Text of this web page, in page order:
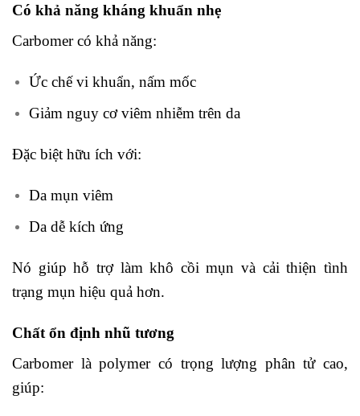
Có khả năng kháng khuẩn nhẹ
Carbomer có khả năng:
Ức chế vi khuẩn, nấm mốc
Giảm nguy cơ viêm nhiễm trên da
Đặc biệt hữu ích với:
Da mụn viêm
Da dễ kích ứng
Nó giúp hỗ trợ làm khô cồi mụn và cải thiện tình
trạng mụn hiệu quả hơn.
Chất ổn định nhũ tương
Carbomer là polymer có trọng lượng phân tử cao,
giúp: